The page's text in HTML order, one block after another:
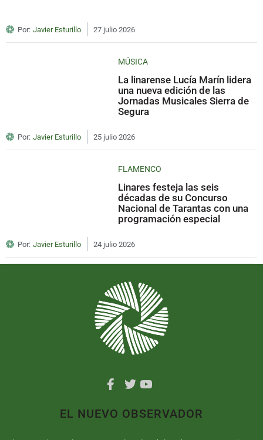
Por: Javier Esturillo 27 julio 2026
MÚSICA
La linarense Lucía Marín lidera
una nueva edición de las
Jornadas Musicales Sierra de
Segura
Por: Javier Esturillo 25 julio 2026
FLAMENCO
Linares festeja las seis
décadas de su Concurso
Nacional de Tarantas con una
programación especial
Por: Javier Esturillo 24 julio 2026
EL NUEVO OBSERVADOR